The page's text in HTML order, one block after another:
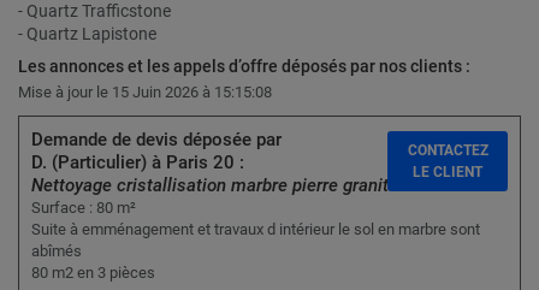
- Quartz Trafficstone
- Quartz Lapistone
Les annonces et les appels d’offre déposés par nos clients :
Mise à jour le 15 Juin 2026 à 15:15:08
Demande de devis déposée par
D. (Particulier) à Paris 20 :
Nettoyage cristallisation marbre pierre granit
Surface : 80 m²
Suite à emménagement et travaux d intérieur le sol en marbre sont
abîmés
80 m2 en 3 pièces
CONTACTEZ
LE CLIENT